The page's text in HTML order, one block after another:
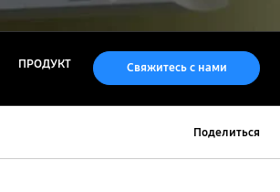
ПРОДУКТ Свяжитесь с нами
Поделиться